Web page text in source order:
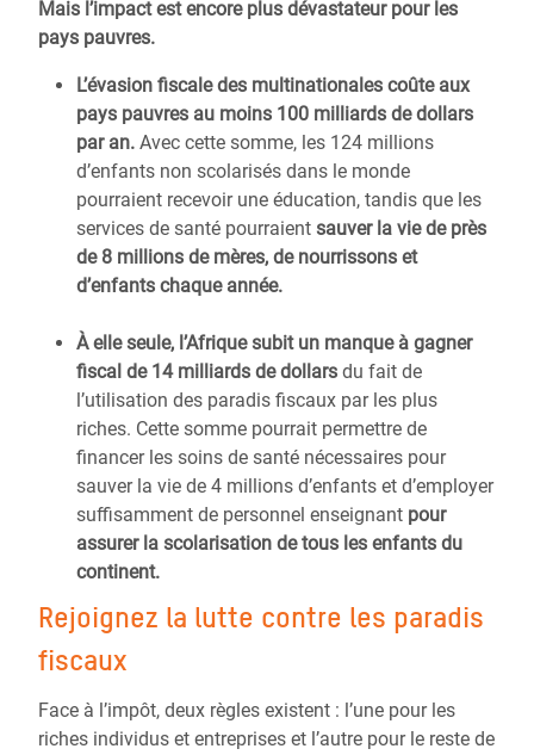
Mais l’impact est encore plus dévastateur pour les
pays pauvres.
L’évasion fiscale des multinationales coûte aux
pays pauvres au moins 100 milliards de dollars
par an. Avec cette somme, les 124 millions
d’enfants non scolarisés dans le monde
pourraient recevoir une éducation, tandis que les
services de santé pourraient sauver la vie de près
de 8 millions de mères, de nourrissons et
d’enfants chaque année.
À elle seule, l’Afrique subit un manque à gagner
fiscal de 14 milliards de dollars du fait de
l’utilisation des paradis fiscaux par les plus
riches. Cette somme pourrait permettre de
financer les soins de santé nécessaires pour
sauver la vie de 4 millions d’enfants et d’employer
suffisamment de personnel enseignant pour
assurer la scolarisation de tous les enfants du
continent.
Rejoignez la lutte contre les paradis
fiscaux
Face à l’impôt, deux règles existent : l’une pour les
riches individus et entreprises et l’autre pour le reste de